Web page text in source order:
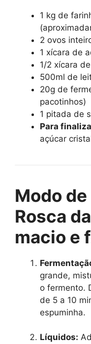
1 kg de
2 ovos
1 xícara de
1/2 xícara
500ml de
20g de
pacotinhos)
1 pitada de
Para
açúcar
Modo de
Rosca
macio e
grande,
o fermento.
de 5 a 10
espuminha.
Líquidos: